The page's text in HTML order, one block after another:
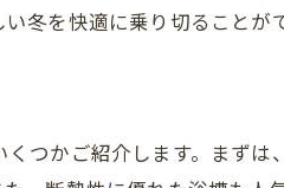
冬を快適に乗り切ることが
つかご紹介します。まずは